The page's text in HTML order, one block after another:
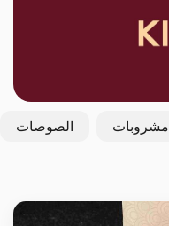
مشروبات الصوصات